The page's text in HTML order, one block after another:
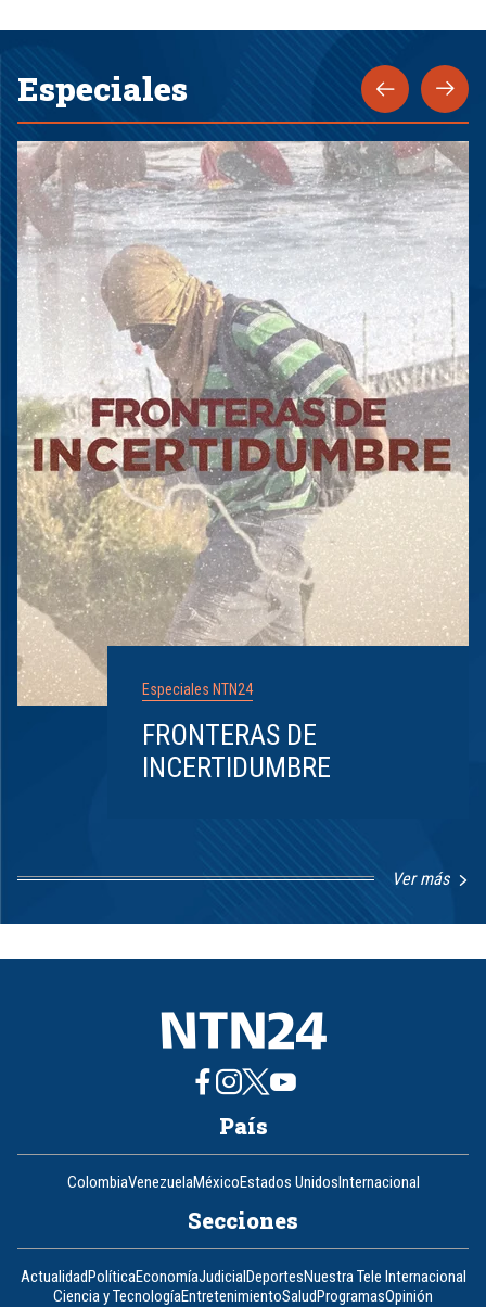
Especiales
Especiales NTN24
FRONTERAS DE
INCERTIDUMBRE
Ver más
8
País
ColombiaVenezuelaMéxicoEstados UnidosInternacional
Secciones
ActualidadPolíticaEconomíaJudicialDeportesNuestra Tele Internacional
Ciencia y TecnologíaEntretenimientoSaludProgramasOpinión